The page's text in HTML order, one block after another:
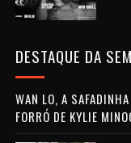
DESTAQUE DA
WAN LO, A
FORRÓ DE KYLIE